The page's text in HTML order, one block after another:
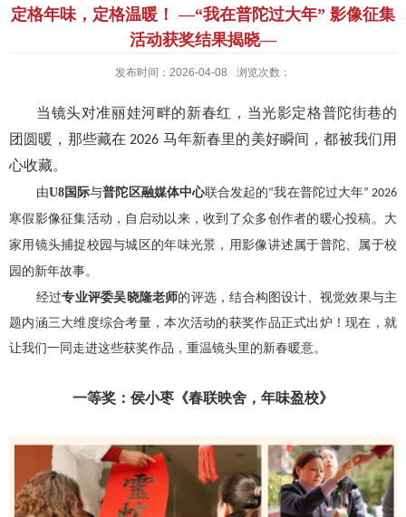
定格年味，定格温暖！ —“我在普陀过大年” 影像征集
活动获奖结果揭晓—
发布时间：2026-04-08 浏览次数：
当镜头对准丽娃河畔的新春红，当光影定格普陀街巷的
团圆暖，那些藏在 2026 马年新春里的美好瞬间，都被我们用
心收藏。
由U8国际与普陀区融媒体中心联合发起的“我在普陀过大年” 2026
寒假影像征集活动，自启动以来，收到了众多创作者的暖心投稿。大
家用镜头捕捉校园与城区的年味光景，用影像讲述属于普陀、属于校
园的新年故事。
经过专业评委吴晓隆老师的评选，结合构图设计、视觉效果与主
题内涵三大维度综合考量，本次活动的获奖作品正式出炉！现在，就
让我们一同走进这些获奖作品，重温镜头里的新春暖意。
一等奖：侯小枣《春联映舍，年味盈校》